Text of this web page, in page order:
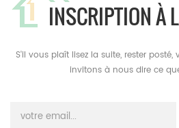
INSCRIPTION À
S'il vous plaît lisez la suite, rester
invitons à nous dire ce